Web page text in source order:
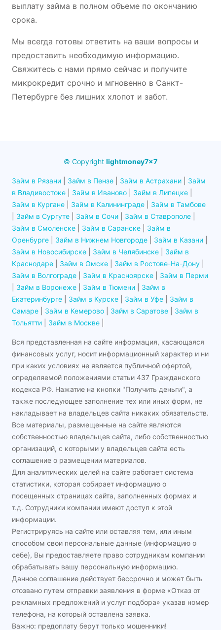
выплату займа в полном объеме по окончанию
срока.
Мы всегда готовы ответить на ваши вопросы и
предоставить необходимую информацию.
Свяжитесь с нами прямо сейчас и получите
микрокредит срочно и мгновенно в Санкт-
Петербурге без лишних хлопот и забот.
© Copyright lightmoney7x7
Займ в Рязани Займ в Пензе Займ в Астрахани
Займ
в Владивостоке
Займ в Иваново Займ в Липецке
Займ в Кургане
Займ в Калининграде
Займ в Тамбове
Займ в Сургуте Займ в Сочи Займ в Ставрополе
Займ в Смоленске
Займ в Саранске
Займ в
Оренбурге
Займ в Нижнем Новгороде Займ в Казани
Займ в Новосибирске
Займ в Челябинске
Займ в
Краснодаре
Займ в Омске Займ в Ростове-На-Дону
Займ в Волгограде
Займ в Красноярске
Займ в Перми
Займ в Воронеже Займ в Тюмени
Займ в
Екатеринбурге
Займ в Курске Займ в Уфе
Займ в
Самаре
Займ в Кемерово Займ в Саратове
Займ в
Тольятти
Займ в Москве
Вся представленная на сайте информация, касающаяся
финансовых услуг, носит информационный характер и ни
при каких условиях не является публичной офертой,
определяемой положениями статьи 437 Гражданского
кодекса РФ. Нажатие на кнопки "Получить деньги", а
также последующее заполнение тех или иных форм, не
накладывает на владельцев сайта никаких обязательств.
Все материалы, размещенные на сайте являются
собственностью владельцев сайта, либо собственностью
организаций, с которыми у владельцев сайта есть
соглашение о размещении материалов.
Для аналитических целей на сайте работает система
статистики, которая собирает информацию о
посещенных страницах сайта, заполненных формах и
т.д. Сотрудники компании имеют доступ к этой
информации.
Регистрируясь на сайте или оставляя тем, или иным
способом свои персональные данные (информацию о
себе), Вы предоставляете право сотрудникам компании
обрабатывать вашу персональную информацию.
Данное соглашение действует бессрочно и может быть
отозвано путем отправки заявления в форме «Отказ от
рекламных предложений и услуг подбора» указав номер
телефона, на который оставлена заявка.
Важно: предоплату берут только мошенники!